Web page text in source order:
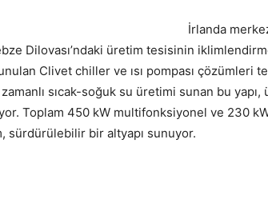
İrlanda
Dilovası’ndaki üretim tesisinin
Clivet chiller ve ısı pompası çözümleri
zamanlı sıcak-soğuk su üretimi sunan bu
Toplam 450 kW multifonksiyonel ve 230
sürdürülebilir bir altyapı sunuyor.